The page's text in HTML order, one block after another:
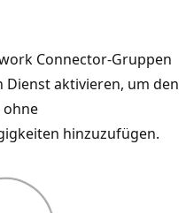
Connector-Gruppen
Dienst aktivieren, um den
ohne
hinzuzufügen.